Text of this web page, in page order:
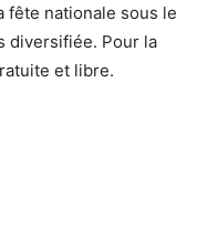
fête nationale sous le
diversifiée. Pour la
et libre.